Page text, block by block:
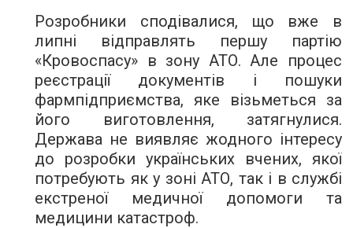
Розробники сподівалися, що вже в
липні відправлять першу партію
«Кровоспасу» в зону АТО. Але процес
реєстрації документів і пошуки
фармпідприємства, яке візьметься за
його виготовлення, затягнулися.
Держава не виявляє жодного інтересу
до розробки українських вчених, якої
потребують як у зоні АТО, так і в службі
екстреної медичної допомоги та
медицини катастроф.